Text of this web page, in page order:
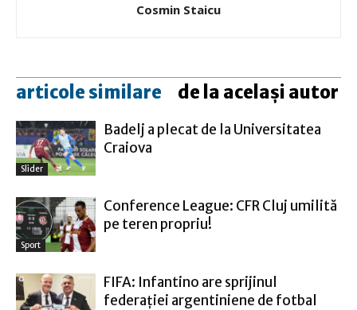
Cosmin Staicu
articole similare de la același autor
Slider
Badelj a plecat de la Universitatea
Craiova
Sport
Conference League: CFR Cluj umilită
pe teren propriu!
FIFA: Infantino are sprijinul
federaţiei argentiniene de fotbal